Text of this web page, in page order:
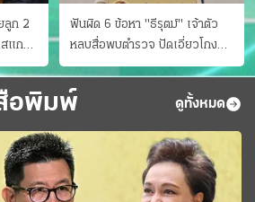
ลูก 2
แกน
ฟันผิด 6 ข้อหา "ธีรุตม์" เจ้าตัว
หลบสื่อพบตำรวจ ปัดเอี่ยวโกง
สอบท้องถิ่น จ่อบี้รํ่ารวยมากปกติ
อพิมพ์ ดูทั้งหมด